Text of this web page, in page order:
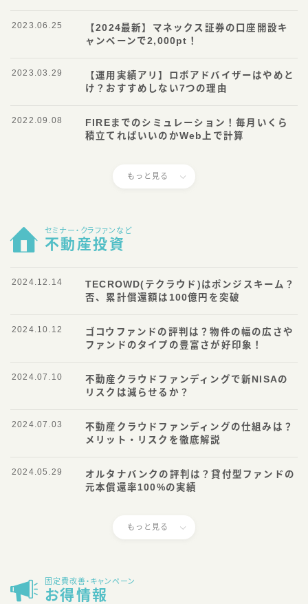
【2024最新】マネックス証券の口座開設キ
ャンペーンで2,000pt！
2023.06.25
【運用実績アリ】ロボアドバイザーはやめと
け？おすすめしない7つの理由
2023.03.29
FIREまでのシミュレーション！毎月いくら
積立てればいいのかWeb上で計算
2022.09.08
もっと見る
セミナー・クラファンなど
不動産投資
TECROWD(テクラウド)はポンジスキーム？
否、累計償還額は100億円を突破
2024.12.14
ゴコウファンドの評判は？物件の幅の広さや
ファンドのタイプの豊富さが好印象！
2024.10.12
不動産クラウドファンディングで新NISAの
リスクは減らせるか？
2024.07.10
不動産クラウドファンディングの仕組みは？
メリット・リスクを徹底解説
2024.07.03
オルタナバンクの評判は？貸付型ファンドの
元本償還率100%の実績
2024.05.29
もっと見る
固定費改善・キャンペーン
お得情報